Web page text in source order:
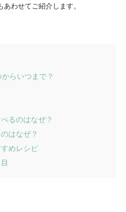
わせてご紹介します。
らいつまで？
るのはなぜ？
はなぜ？
めレシピ